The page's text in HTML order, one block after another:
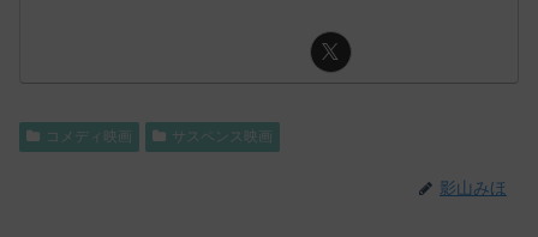
コメディ映画 サスペンス映画
影山みほ